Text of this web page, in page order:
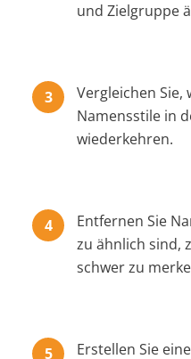
und Zielgruppe
Vergleichen
Namensstile in
wiederkehren.
Entfernen Sie
zu ähnlich sind,
schwer zu
Erstellen Sie